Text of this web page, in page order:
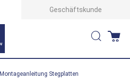
Geschäftskunde
Suche
Montageanleitung Stegplatten